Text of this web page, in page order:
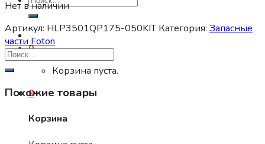
0
Корзина пуста.
0
Корзина
Нет в наличии
Артикул: HLP3501QP175-050KIT Категория: Запасные
части Foton
Похожие товары
Запасные части Foton